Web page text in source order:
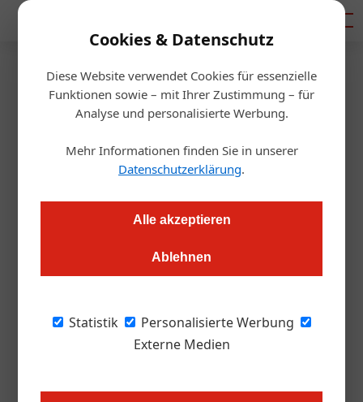
Cookies & Datenschutz
Diese Website verwendet Cookies für essenzielle
Funktionen sowie – mit Ihrer Zustimmung – für
Analyse und personalisierte Werbung.
Mehr Informationen finden Sie in unserer
Datenschutzerklärung.
Alle akzeptieren
Ablehnen
Statistik
Personalisierte Werbung
Externe Medien
Startseite/Gastro & Hotel
Kommentar
Das Virus geht, die
Energiekrise ist da
Kaum hat man die Corona-Pandemie halbwegs in den Griff
Krise um – einer Energiekrise.
wohlschmeckenden Longdrink: seit Monaten